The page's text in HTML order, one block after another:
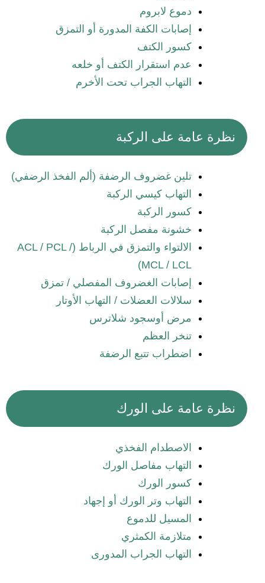
دموع لابروم
إصابات الكفة المدورة أو التمزق
كسور الكتف
عدم استقرار الكتف أو خلعه
التهاب الجراب تحت الأخرم
نظرة عامة على الركبة
تلين غضروف الرضفة (ألم الفخذ الرضفي)
التهاب كيسي الركبة
كسور الركبة
خشونة مفصل الركبة
الالتواء والتمزق في الرباط (ACL / PCL /
MCL / LCL)
إصابات الغضروف المفصلي / تمزق
سلالات العضلات / التهاب الأوتار
مرض أوسجود شلاترس
تنخر العظم
اضطراب تتبع الرضفة
نظرة عامة على الورك
الاصطدام الفخذي
التهاب مفاصل الورك
كسور الورك
التهاب وتر الورك أو إجهاد
المسيل للدموع
متلازمة الكمثري
التهاب الجراب المدورى